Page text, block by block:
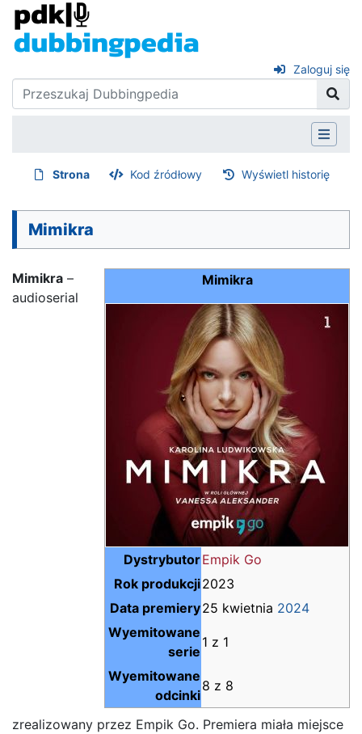
Zaloguj się
Strona Kod źródłowy Wyświetl historię
Mimikra
Mimikra
DystrybutorEmpik Go
Rok produkcji2023
Data premiery25 kwietnia 2024
Wyemitowane
serie
1 z 1
Wyemitowane
odcinki
8 z 8
Mimikra –
audioserial
zrealizowany przez Empik Go. Premiera miała miejsce